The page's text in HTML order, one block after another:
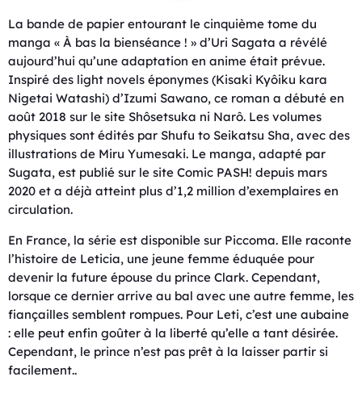
La bande de papier entourant le cinquième tome du
manga « À bas la bienséance ! » d’Uri Sagata a révélé
aujourd’hui qu’une adaptation en anime était prévue.
Inspiré des light novels éponymes (Kisaki Kyôiku kara
Nigetai Watashi) d’Izumi Sawano, ce roman a débuté en
août 2018 sur le site Shôsetsuka ni Narô. Les volumes
physiques sont édités par Shufu to Seikatsu Sha, avec des
illustrations de Miru Yumesaki. Le manga, adapté par
Sugata, est publié sur le site Comic PASH! depuis mars
2020 et a déjà atteint plus d’1,2 million d’exemplaires en
circulation.
En France, la série est disponible sur Piccoma. Elle raconte
l’histoire de Leticia, une jeune femme éduquée pour
devenir la future épouse du prince Clark. Cependant,
lorsque ce dernier arrive au bal avec une autre femme, les
fiançailles semblent rompues. Pour Leti, c’est une aubaine
: elle peut enfin goûter à la liberté qu’elle a tant désirée.
Cependant, le prince n’est pas prêt à la laisser partir si
facilement..